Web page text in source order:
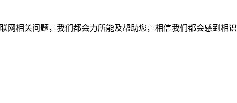
网相关问题，我们都会力所能及帮助您，相信我们都会感到相